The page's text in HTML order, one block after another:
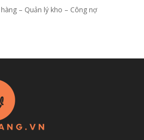
– Quản lý kho – Công nợ